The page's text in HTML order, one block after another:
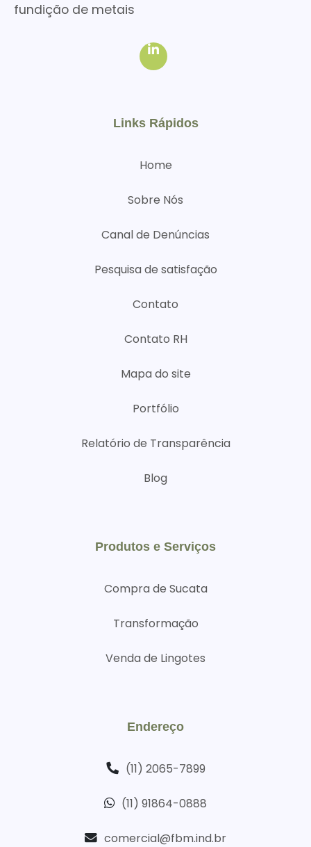
fundição de metais
Links Rápidos
Home
Sobre Nós
Canal de Denúncias
Pesquisa de satisfação
Contato
Contato RH
Mapa do site
Portfólio
Relatório de Transparência
Blog
Produtos e Serviços
Compra de Sucata
Transformação
Venda de Lingotes
Endereço
(11) 2065-7899
(11) 91864-0888
comercial@fbm.ind.br